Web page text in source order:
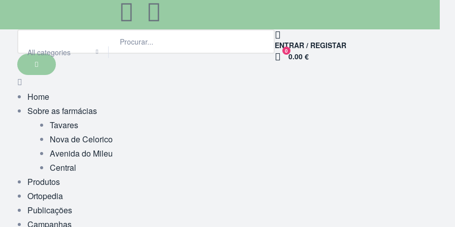
All categories
ENTRAR / REGISTAR
0
0.00 €
Home
Sobre as farmácias
Tavares
Nova de Celorico
Avenida do Mileu
Central
Produtos
Ortopedia
Publicações
Campanhas